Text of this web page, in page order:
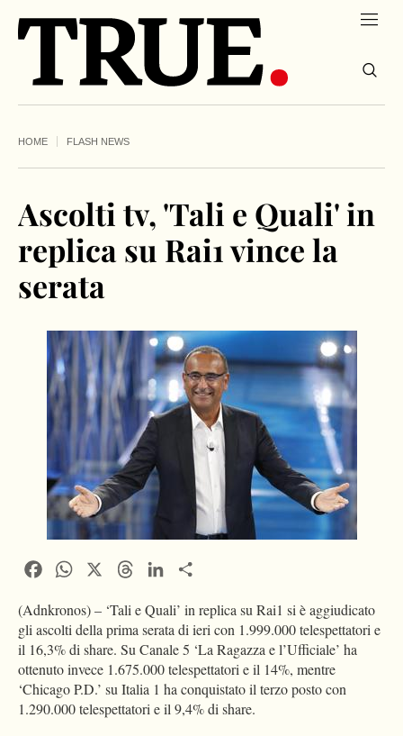
HOME FLASH NEWS
Ascolti tv, 'Tali e Quali' in
replica su Rai1 vince la
serata
FacebookWhatsApp ThreadsLinkedIn
(Adnkronos) – ‘Tali e Quali’ in replica su Rai1 si è aggiudicato
gli ascolti della prima serata di ieri con 1.999.000 telespettatori e
il 16,3% di share. Su Canale 5 ‘La Ragazza e l’Ufficiale’ ha
ottenuto invece 1.675.000 telespettatori e il 14%, mentre
‘Chicago P.D.’ su Italia 1 ha conquistato il terzo posto con
1.290.000 telespettatori e il 9,4% di share.